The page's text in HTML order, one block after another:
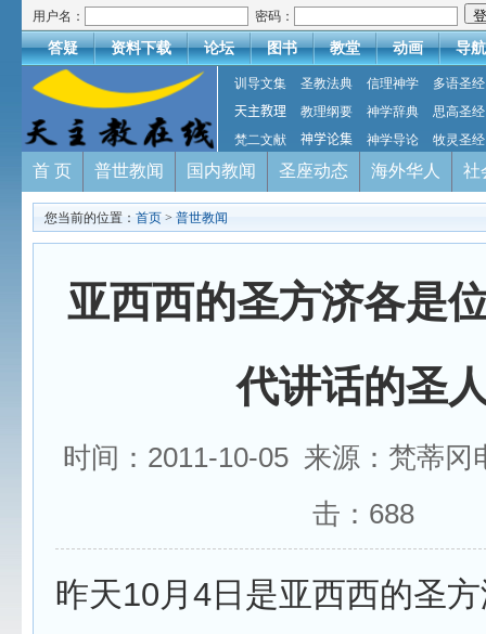
用户名： 密码：
答疑 资料下载 论坛 图书 教堂 动画 导航
训导文集 圣教法典 信理神学
多语圣经
天主教理
教理纲要 神学辞典
思高圣经
梵二文献
神学论集 神学导论 牧灵圣经
首 页 普世教闻 国内教闻 圣座动态 海外华人 社
您当前的位置： 首页 > 普世教闻
亚西西的圣方济各是
代讲话的圣
时间：2011-10-05 来源：梵蒂
击： 688
昨天10月4日是亚西西的圣